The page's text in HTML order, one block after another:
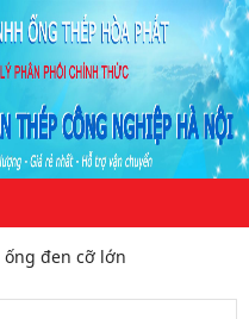
ống đen cỡ lớn